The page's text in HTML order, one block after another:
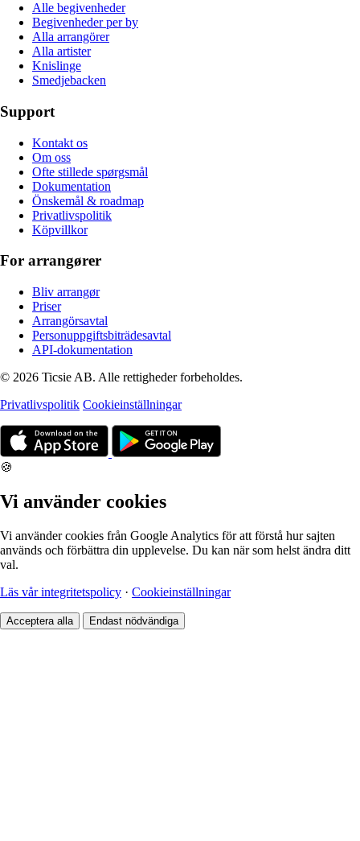
Alle begivenheder
Begivenheder per by
Alla arrangörer
Alla artister
Knislinge
Smedjebacken
Support
Kontakt os
Om oss
Ofte stillede spørgsmål
Dokumentation
Önskemål & roadmap
Privatlivspolitik
Köpvillkor
For arrangører
Bliv arrangør
Priser
Arrangörsavtal
Personuppgiftsbiträdesavtal
API-dokumentation
© 2026 Ticsie AB. Alle rettigheder forbeholdes.
Privatlivspolitik Cookieinställningar
🍪
Vi använder cookies
Vi använder cookies från Google Analytics för att förstå hur sajten
används och förbättra din upplevelse. Du kan när som helst ändra ditt
val.
Läs vår integritetspolicy · Cookieinställningar
Acceptera alla Endast nödvändiga